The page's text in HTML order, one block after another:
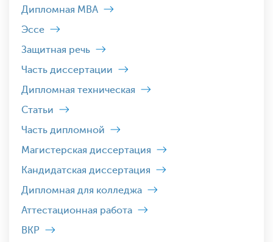
Дипломная MBA
Эссе
Защитная речь
Часть диссертации
Дипломная техническая
Статьи
Часть дипломной
Магистерская диссертация
Кандидатская диссертация
Дипломная для колледжа
Аттестационная работа
ВКР